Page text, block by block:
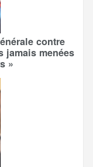
contre
jamais menées
»